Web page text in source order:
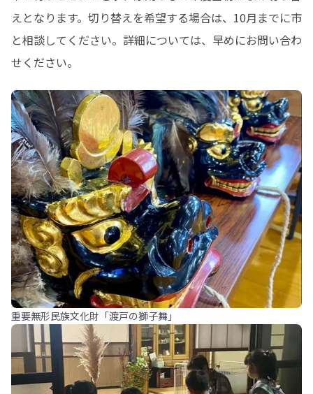
えとなります。切り替えを希望する場合は、10月までに市
と相談してください。詳細については、早めにお問い合わ
せください。
重要無形民族文化財「渡戸の獅子舞」